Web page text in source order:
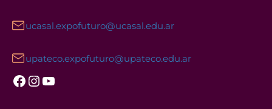
ucasal.expofuturo@ucasal.edu.ar
upateco.expofuturo@upateco.edu.ar
Facebook InstagramYouTube